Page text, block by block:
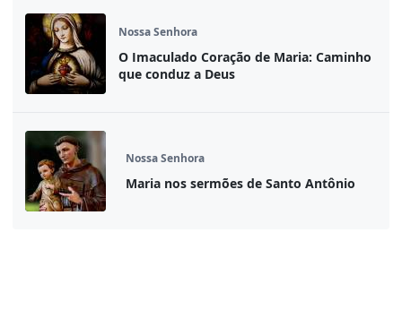
Nossa Senhora
O Imaculado Coração de Maria: Caminho
que conduz a Deus
Nossa Senhora
Maria nos sermões de Santo Antônio